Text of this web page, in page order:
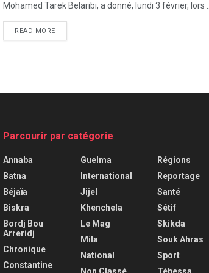
Mohamed Tarek Belaribi, a donné, lundi 3 février, lors ...
READ MORE
Parcourir par catégorie
Annaba
Batna
Béjaïa
Biskra
Bordj Bou
Arreridj
Chronique
Constantine
Guelma
International
Jijel
Khenchela
Le Mag
Mila
National
Régions
Reportage
Santé
Sétif
Skikda
Souk Ahras
Sport